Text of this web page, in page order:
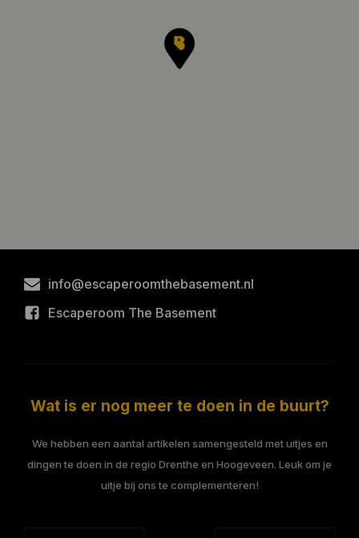
info@escaperoomthebasement.nl
Escaperoom The Basement
Wat is er nog meer te doen in de buurt?
We hebben een aantal artikelen samengesteld met uitjes en
dingen te doen in de regio Drenthe en Hoogeveen. Leuk om je
uitje bij ons te complementeren!